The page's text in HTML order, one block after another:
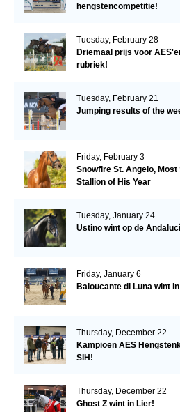
hengstencompetitie!
Tuesday, February 28
Driemaal prijs voor
rubriek!
Tuesday, February 21
Jumping results of the
Friday, February 3
Snowfire St. Angelo,
Stallion of His Year
Tuesday, January 24
Ustino wint op de
Friday, January 6
Baloucante di Luna wint
Thursday, December 22
Kampioen AES
SIH!
Thursday, December 22
Ghost Z wint in Lier!